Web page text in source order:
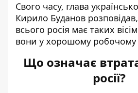
Свого часу, глава
Кирило Буданов
всього росія має таких вісім
вони у хорошому робочому
Що означає
росії?